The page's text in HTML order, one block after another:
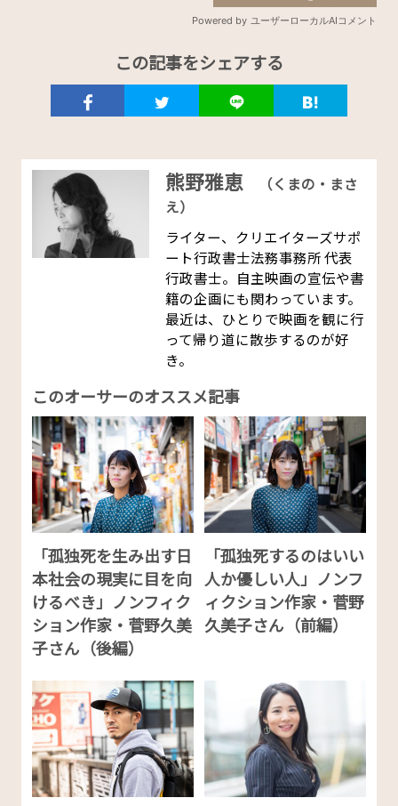
この記事をシェアする
熊野雅恵
（くまの・まさ
え）
ライター、クリエイターズサポ
ート行政書士法務事務所 代表
行政書士。自主映画の宣伝や書
籍の企画にも関わっています。
最近は、ひとりで映画を観に行
って帰り道に散歩するのが好
き。
このオーサーのオススメ記事
「孤独死を生み出す日
本社会の現実に目を向
けるべき」ノンフィク
ション作家・菅野久美
子さん（後編）
「孤独死するのはいい
人か優しい人」ノンフ
ィクション作家・菅野
久美子さん（前編）